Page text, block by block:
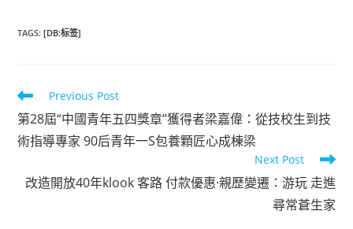
TAGS:[DB:标签]
Read
more
articles
Previous Post
第28屆“中國青年五四獎章”獲得者梁嘉偉：從技校生到技
術指導專家 90后青年一S包養顆匠心成棟梁
Next Post
改造開放40年klook 客路 付款優惠·親歷變遷：游玩 走進
尋常蒼生家